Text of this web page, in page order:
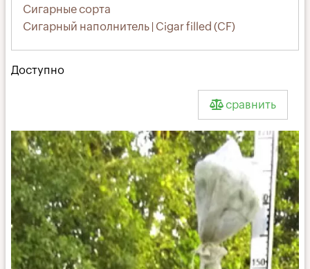
Сигарные сорта
Сигарный наполнитель | Cigar filled (CF)
Доступно
сравнить